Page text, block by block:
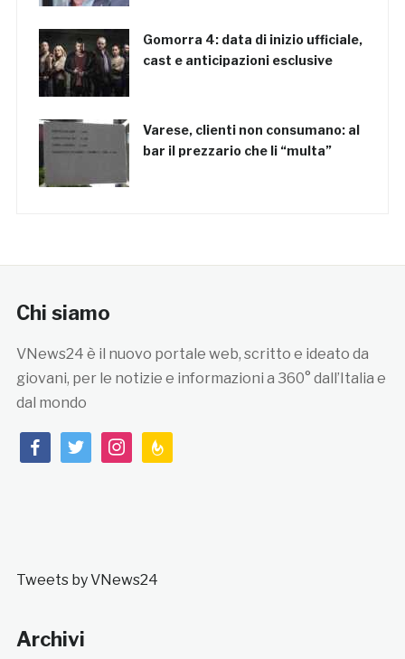
Gomorra 4: data di inizio ufficiale,
cast e anticipazioni esclusive
Varese, clienti non consumano: al
bar il prezzario che li “multa”
Chi siamo
VNews24 è il nuovo portale web, scritto e ideato da
giovani, per le notizie e informazioni a 360° dall’Italia e
dal mondo
facebooktwitterinstagramfeedburner
Tweets by VNews24
Archivi